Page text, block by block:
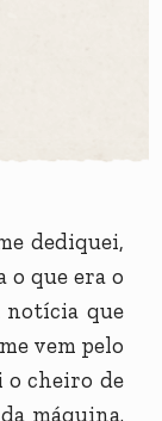
dediquei,
o que era o
notícia que
vem pelo
o cheiro de
máquina.